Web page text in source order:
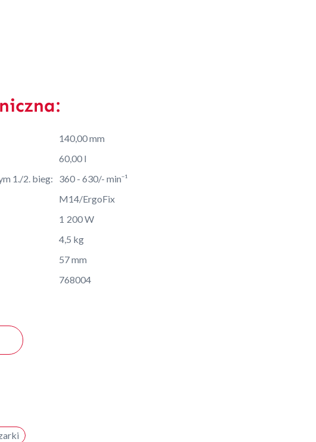
140,00 mm
60,00 l
1./2. bieg:
360 - 630/- min⁻¹
M14/ErgoFix
1 200 W
4,5 kg
57 mm
768004